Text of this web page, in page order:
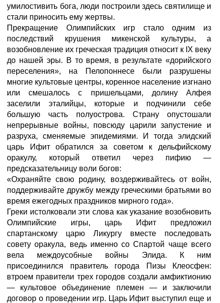
умилостивить бога, люди построили здесь святилище и
стали приносить ему жертвы.
Прекращение Олимпийских игр стало одним из
последствий крушения микенской культуры, а
возобновление их греческая традиция относит к IX веку
до нашей эры. В то время, в результате «дорийского
переселения», на Пелопоннесе были разрушены
многие культовые центры, коренное население изгнано
или смешалось с пришельцами, долину Алфея
заселили эталийцы, которые и подчинили себе
большую часть полуострова. Страну опустошали
непрерывные войны, повсюду царили запустение и
разруха, сменяемые эпидемиями. И тогда элидский
царь Ифит обратился за советом к дельфийскому
оракулу, который ответил через пифию —
предсказательницу воли богов:
«Охраняйте свою родину, воздерживайтесь от войн,
поддерживайте дружбу между греческими братьями во
время ежегодных праздников мирного года».
Греки истолковали эти слова как указание возобновить
Олимпийские игры, царь Ифит предложил
спартанскому царю Ликургу вместе последовать
совету оракула, ведь именно со Спартой чаще всего
вела междоусобные войны Элида. К ним
присоединился правитель города Пизы Клеосфен:
втроем правители трех городов создали амфиктионию
— культовое объединение племен — и заключили
договор о проведении игр. Царь Ифит выступил еще и